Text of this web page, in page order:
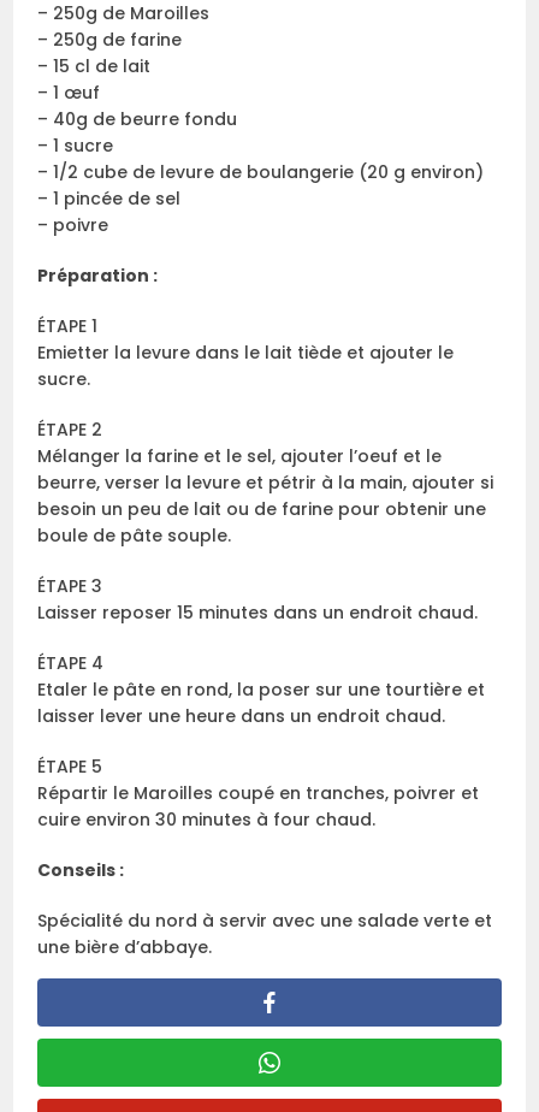
– 250g de Maroilles
– 250g de farine
– 15 cl de lait
– 1 œuf
– 40g de beurre fondu
– 1 sucre
– 1/2 cube de levure de boulangerie (20 g environ)
– 1 pincée de sel
– poivre
Préparation :
ÉTAPE 1
Emietter la levure dans le lait tiède et ajouter le
sucre.
ÉTAPE 2
Mélanger la farine et le sel, ajouter l’oeuf et le
beurre, verser la levure et pétrir à la main, ajouter si
besoin un peu de lait ou de farine pour obtenir une
boule de pâte souple.
ÉTAPE 3
Laisser reposer 15 minutes dans un endroit chaud.
ÉTAPE 4
Etaler le pâte en rond, la poser sur une tourtière et
laisser lever une heure dans un endroit chaud.
ÉTAPE 5
Répartir le Maroilles coupé en tranches, poivrer et
cuire environ 30 minutes à four chaud.
Conseils :
Spécialité du nord à servir avec une salade verte et
une bière d’abbaye.